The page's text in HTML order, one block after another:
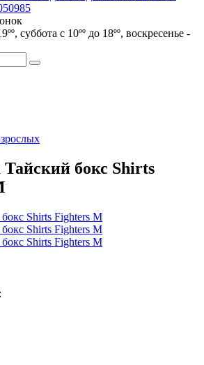
суббота с 10ºº до 18ºº, воскресенье -
бокс Shirts